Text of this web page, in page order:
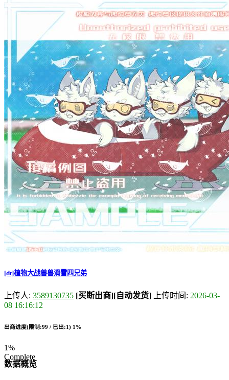
[dt]植物大战兽兽滑雪四兄弟
上传人: 3589130735 [买断出商][自动发货] 上传时间: 2026-03-
08 16:16:12
出商进度(限制:99 / 已出:1) 1%
1%
Complete
数据概览